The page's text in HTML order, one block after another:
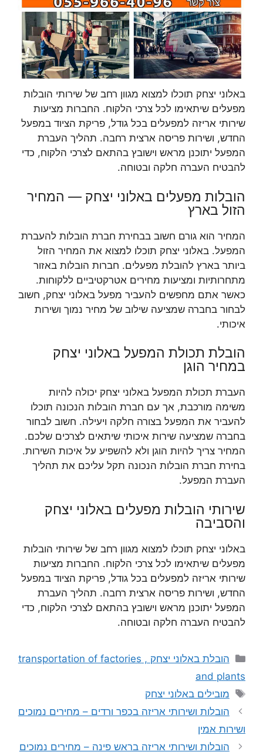
באלוני יצחק תוכלו למצוא מגוון רחב של שירותי הובלות
מפעלים שיתאימו לכל צרכי הלקוח. החברות מציעות
שירותי אריזה למפעלים בכל גודל, פריקת הציוד במפעל
החדש, ושירות פריסה ארצית רחבה. תהליך העברת
המפעל יתוכנן מראש וישובץ בהתאם לצרכי הלקוח, כדי
להבטיח העברה חלקה ובטוחה.
הובלות מפעלים באלוני יצחק — המחיר
הזול בארץ
המחיר הוא גורם חשוב בבחירת חברת הובלות להעברת
המפעל. באלוני יצחק תוכלו למצוא את המחיר הזול
ביותר בארץ להובלת מפעלים. חברות הובלות באזור
מתחרותיות ומציעות מחירים אטרקטיביים ללקוחות.
כאשר אתם מחפשים להעביר מפעל באלוני יצחק, חשוב
לבחור בחברה שמציעה שילוב של מחיר נמוך ושירות
איכותי.
הובלת תכולת המפעל באלוני יצחק
במחיר הוגן
העברת תכולת המפעל באלוני יצחק יכולה להיות
משימה מורכבת, אך עם חברת הובלות הנכונה תוכלו
להעביר את המפעל בצורה חלקה ויעילה. חשוב לבחור
בחברה שמציעה שירות איכותי שיתאים לצרכים שלכם.
המחיר צריך להיות הוגן ולא להשפיע על איכות השירות.
בחירת חברת הובלות הנכונה תקל עליכם את תהליך
העברת המפעל.
שירותי הובלות מפעלים באלוני יצחק
והסביבה
באלוני יצחק תוכלו למצוא מגוון רחב של שירותי הובלות
מפעלים שיתאימו לכל צרכי הלקוח. החברות מציעות
שירותי אריזה למפעלים בכל גודל, פריקת הציוד במפעל
החדש, ושירות פריסה ארצית רחבה. תהליך העברת
המפעל יתוכנן מראש וישובץ בהתאם לצרכי הלקוח, כדי
להבטיח העברה חלקה ובטוחה.
קטגוריות
הובלת באלוני יצחק , transportation of factories
and plants
תגיות
מובילים באלוני יצחק
הובלות ושירותי אריזה בכפר ורדים – מחירים נמוכים
ושירות אמין
הובלות ושירותי אריזה בראש פינה – מחירים נמוכים